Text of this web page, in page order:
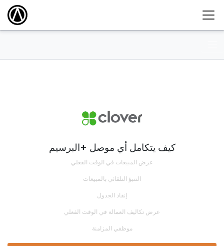
كيف يتكامل أي موصل +البرسيم
عرض المبيعات في الوقت الفعلي
التنبؤ التلقائي بالمبيعات
إنفاذ الجدول
عرض تكاليف العمالة في الوقت الفعلي
موظفي المزامنة